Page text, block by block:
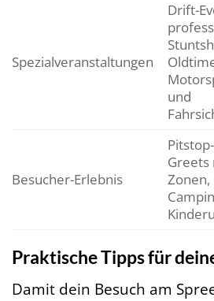
Spezialveranstaltungen
Drift-
und
Besucher-Erlebnis
Greets
Zonen,
Praktische Tipps für
Damit dein Besuch am